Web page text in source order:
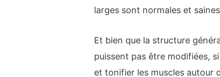
larges sont normales et
Et bien que la structure
puissent pas être modifiées,
et tonifier les muscles autour